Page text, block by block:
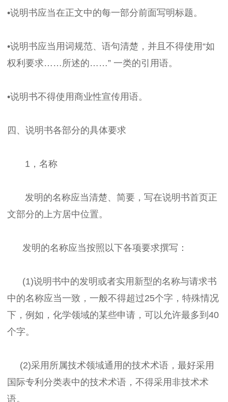
•说明书应当在正文中的每一部分前面写明标题。
•说明书应当用词规范、语句清楚，并且不得使用“如
权利要求……所述的……” 一类的引用语。
•说明书不得使用商业性宣传用语。
四、说明书各部分的具体要求
1，名称
发明的名称应当清楚、简要，写在说明书首页正
文部分的上方居中位置。
发明的名称应当按照以下各项要求撰写：
(1)说明书中的发明或者实用新型的名称与请求书
中的名称应当一致，一般不得超过25个字，特殊情况
下，例如，化学领域的某些申请，可以允许最多到40
个字。
(2)采用所属技术领域通用的技术术语，最好采用
国际专利分类表中的技术术语，不得采用非技术术
语。